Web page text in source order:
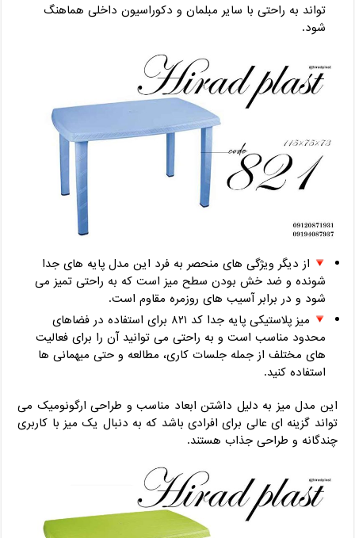
تواند به راحتی با سایر مبلمان و دکوراسیون داخلی هماهنگ
شود.
از دیگر ویژگی های منحصر به فرد این مدل پایه های جدا
شونده و ضد خش بودن سطح میز است که به راحتی تمیز می
شود و در برابر آسیب های روزمره مقاوم است.
میز پلاستیکی پایه جدا کد ۸۲۱ برای استفاده در فضاهای
محدود مناسب است و به راحتی می توانید آن را برای فعالیت
های مختلف از جمله جلسات کاری، مطالعه و حتی میهمانی ها
استفاده کنید.
این مدل میز به دلیل داشتن ابعاد مناسب و طراحی ارگونومیک می
تواند گزینه ای عالی برای افرادی باشد که به دنبال یک میز با کاربری
چندگانه و طراحی جذاب هستند.